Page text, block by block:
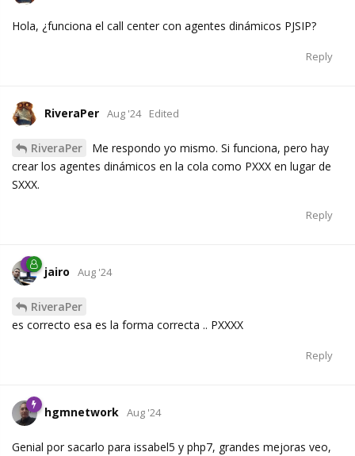
Hola, ¿funciona el call center con agentes dinámicos PJSIP?
Reply
RiveraPer Aug '24 Edited
RiveraPer
Me respondo yo mismo. Si funciona, pero hay
crear los agentes dinámicos en la cola como PXXX en lugar de
SXXX.
Reply
jairo Aug '24
RiveraPer
es correcto esa es la forma correcta .. PXXXX
Reply
hgmnetwork Aug '24
Genial por sacarlo para issabel5 y php7, grandes mejoras veo,